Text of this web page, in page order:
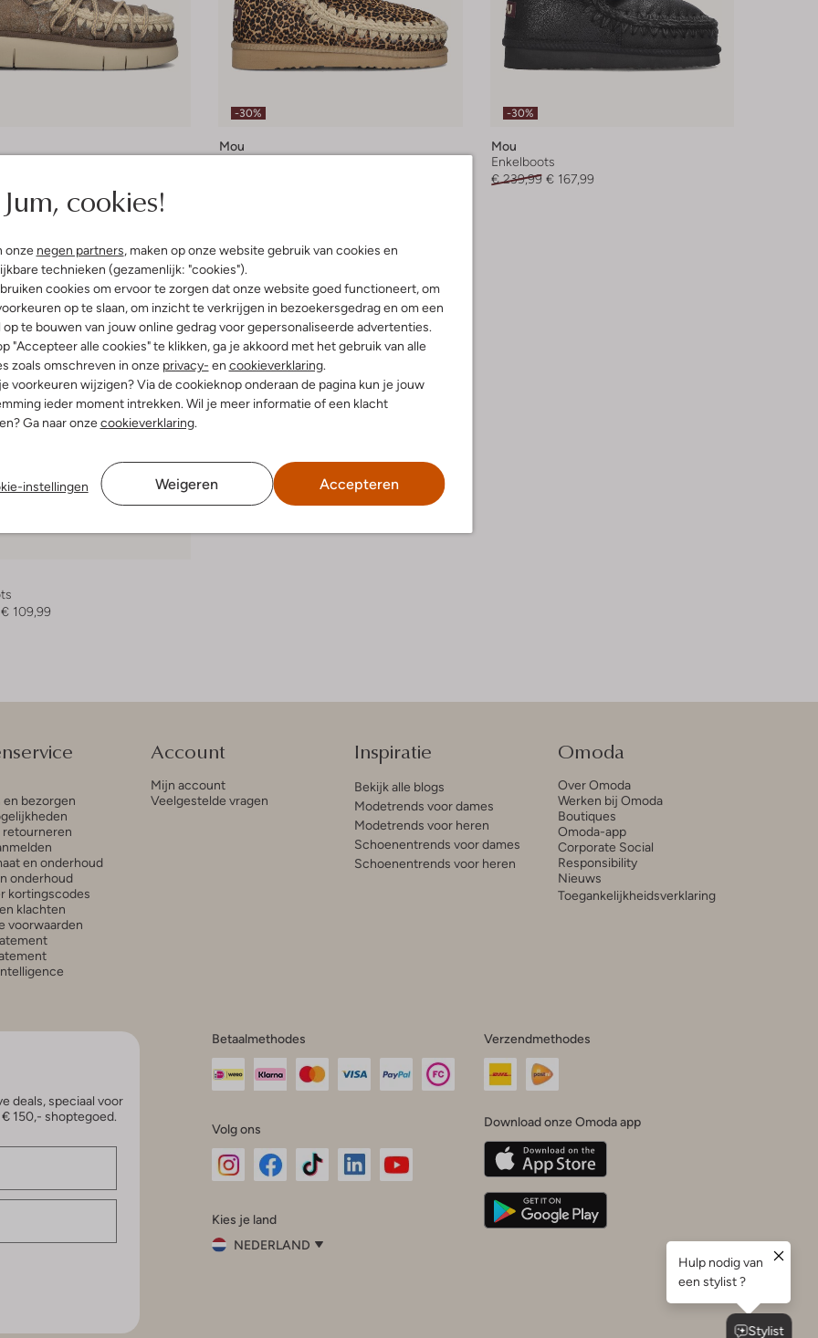
Jum, cookies!
onze negen partners, maken op onze website gebruik van cookies en
technieken (gezamenlijk: "cookies").
cookies om ervoor te zorgen dat onze website goed functioneert, om
op te slaan, om inzicht te verkrijgen in bezoekersgedrag en om een
te bouwen van jouw online gedrag voor gepersonaliseerde advertenties.
"Accepteer alle cookies" te klikken, ga je akkoord met het gebruik van alle
zoals omschreven in onze privacy- en cookieverklaring.
voorkeuren wijzigen? Via de cookieknop onderaan de pagina kun je jouw
ieder moment intrekken. Wil je meer informatie of een klacht
Ga naar onzecookieverklaring.
instellingen Weigeren Accepteren
-30%
Mou
-30%
Mou
Enkelboots
€ 239,99 € 167,99
€ 109,99
bezorgen
retourneren
en onderhoud
onderhoud
kortingscodes
klachten
voorwaarden
Account
Mijn account
Veelgestelde vragen
Inspiratie
Bekijk alle blogs
Modetrends voor dames
Modetrends voor heren
Schoenentrends voor dames
Schoenentrends voor heren
Omoda
Over Omoda
Werken bij Omoda
Boutiques
Omoda-app
Corporate Social
Responsibility
Nieuws
Toegankelijkheidsverklaring
deals, speciaal voor
150,- shoptegoed.
Betaalmethodes
Volg ons
InstagramFacebook
Kies je land
NEDERLAND
Verzendmethodes
Download onze Omoda app